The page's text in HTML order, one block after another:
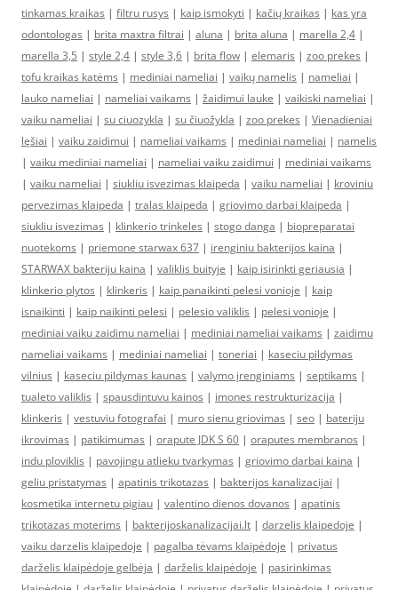
tinkamas kraikas | filtru rusys | kaip ismokyti | kačių kraikas | kas yra
odontologas | brita maxtra filtrai | aluna | brita aluna | marella 2,4 |
marella 3,5 | style 2,4 | style 3,6 | brita flow | elemaris | zoo prekes |
tofu kraikas katėms | mediniai nameliai | vaikų namelis | nameliai |
lauko nameliai | nameliai vaikams | žaidimui lauke | vaikiski nameliai |
vaiku nameliai | su ciuozykla | su čiuožykla | zoo prekes | Vienadieniai
lęšiai | vaiku zaidimui | nameliai vaikams | mediniai nameliai | namelis
| vaiku mediniai nameliai | nameliai vaiku zaidimui | mediniai vaikams
| vaiku nameliai | siukliu isvezimas klaipeda | vaiku nameliai | kroviniu
pervezimas klaipeda | tralas klaipeda | griovimo darbai klaipeda |
siukliu isvezimas | klinkerio trinkeles | stogo danga | biopreparatai
nuotekoms | priemone starwax 637 | irenginiu bakterijos kaina |
STARWAX bakteriju kaina | valiklis buityje | kaip isirinkti geriausia |
klinkerio plytos | klinkeris | kaip panaikinti pelesi vonioje | kaip
isnaikinti | kaip naikinti pelesi | pelesio valiklis | pelesi vonioje |
mediniai vaiku zaidimu nameliai | mediniai nameliai vaikams | zaidimu
nameliai vaikams | mediniai nameliai | toneriai | kaseciu pildymas
vilnius | kaseciu pildymas kaunas | valymo įrenginiams | septikams |
tualeto valiklis | spausdintuvu kainos | imones restrukturizacija |
klinkeris | vestuviu fotografai | muro sienu griovimas | seo | bateriju
ikrovimas | patikimumas | orapute JDK S 60 | oraputes membranos |
indu ploviklis | pavojingu atlieku tvarkymas | griovimo darbai kaina |
geliu pristatymas | apatinis trikotazas | bakterijos kanalizacijai |
kosmetika internetu pigiau | valentino dienos dovanos | apatinis
trikotazas moterims | bakterijoskanalizacijai.lt | darzelis klaipedoje |
vaiku darzelis klaipedoje | pagalba tėvams klaipėdoje | privatus
darželis klaipėdoje gelbėja | darželis klaipėdoje | pasirinkimas